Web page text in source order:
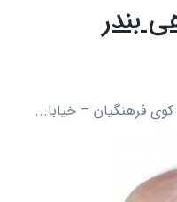
بندر
فرهنگیان – خیابا...